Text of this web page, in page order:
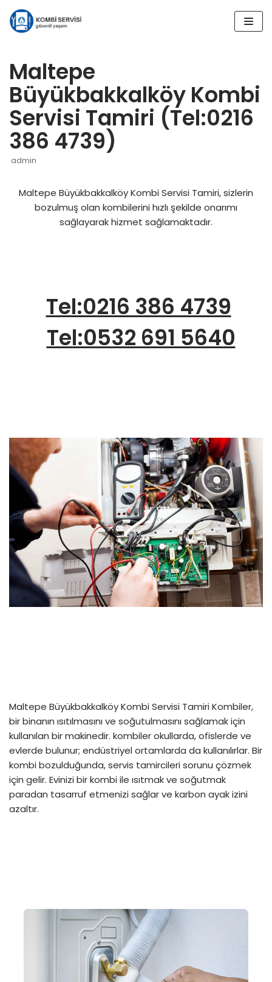
İçeriğe
geç
Maltepe
Büyükbakkalköy Kombi
Servisi Tamiri (Tel:0216
386 4739)
admin
Maltepe Büyükbakkalköy Kombi Servisi Tamiri, sizlerin
bozulmuş olan kombilerini hızlı şekilde onarımı
sağlayarak hizmet sağlamaktadır.
Tel:0216 386 4739
Tel:0532 691 5640
Maltepe Büyükbakkalköy Kombi Servisi Tamiri Kombiler,
bir binanın ısıtılmasını ve soğutulmasını sağlamak için
kullanılan bir makinedir. kombiler okullarda, ofislerde ve
evlerde bulunur; endüstriyel ortamlarda da kullanılırlar. Bir
kombi bozulduğunda, servis tamircileri sorunu çözmek
için gelir. Evinizi bir kombi ile ısıtmak ve soğutmak
paradan tasarruf etmenizi sağlar ve karbon ayak izini
azaltır.